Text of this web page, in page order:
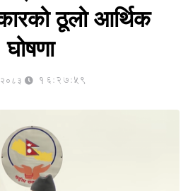
ठूलो आर्थिक
घोषणा
16:27:59